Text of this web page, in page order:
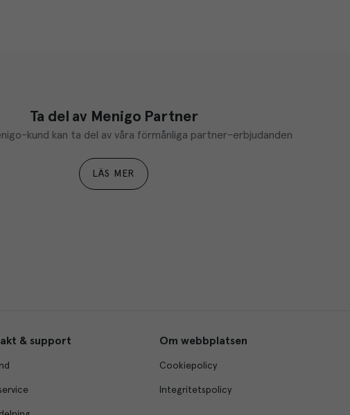
Ta del av Menigo Partner
kund kan ta del av våra förmånliga partner-erbjudanden
LÄS MER
& support Om webbplatsen
Cookiepolicy
Integritetspolicy